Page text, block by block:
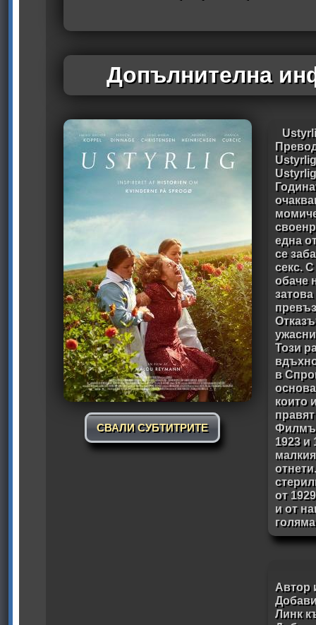
Допълнителна
СВАЛИ СУБТИТРИТЕ
една
се
секс.
обаче
Този
в
които
1923 и
от
и от
Автор
Линк